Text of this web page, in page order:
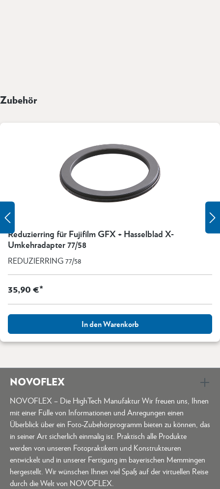
Zubehör
Reduzierring für Fujifilm GFX + Hasselblad X-
Umkehradapter 77/58
REDUZIERRING 77/58
35,90 €*
In den Warenkorb
NOVOFLEX
NOVOFLEX – Die HighTech Manufaktur Wir freuen uns, Ihnen
mit einer Fülle von Informationen und Anregungen einen
Überblick über ein Foto-Zubehörprogramm bieten zu können, das
in seiner Art sicherlich einmalig ist. Praktisch alle Produkte
werden von unseren Fotopraktikern und Konstrukteuren
entwickelt und in unserer Fertigung im bayerischen Memmingen
hergestellt. Wir wünschen Ihnen viel Spaß auf der virtuellen Reise
durch die Welt von NOVOFLEX.